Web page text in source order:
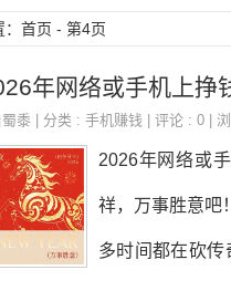
：首页 - 第4页
年网络或手机上挣
黍 | 分类 : 手机赚钱 | 评论 : 0 |
2026年网络或
祥，万事胜意吧
多时间都在砍